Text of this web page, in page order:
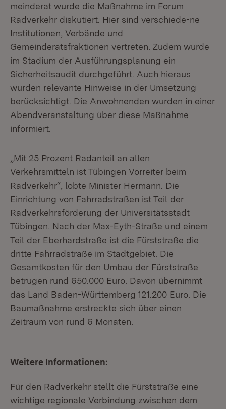
meinderat wurde die Maßnahme im Forum
Radverkehr diskutiert. Hier sind verschiede-ne
Institutionen, Verbände und
Gemeinderatsfraktionen vertreten. Zudem wurde
im Stadium der Ausführungsplanung ein
Sicherheitsaudit durchgeführt. Auch hieraus
wurden relevante Hinweise in der Umsetzung
berücksichtigt. Die Anwohnenden wurden in einer
Abendveranstaltung über diese Maßnahme
informiert.
„Mit 25 Prozent Radanteil an allen
Verkehrsmitteln ist Tübingen Vorreiter beim
Radverkehr“, lobte Minister Hermann. Die
Einrichtung von Fahrradstraßen ist Teil der
Radverkehrsförderung der Universitätsstadt
Tübingen. Nach der Max-Eyth-Straße und einem
Teil der Eberhardstraße ist die Fürststraße die
dritte Fahrradstraße im Stadtgebiet. Die
Gesamtkosten für den Umbau der Fürststraße
betrugen rund 650.000 Euro. Davon übernimmt
das Land Baden-Württemberg 121.200 Euro. Die
Baumaßnahme erstreckte sich über einen
Zeitraum von rund 6 Monaten.
Weitere Informationen:
Für den Radverkehr stellt die Fürststraße eine
wichtige regionale Verbindung zwischen dem